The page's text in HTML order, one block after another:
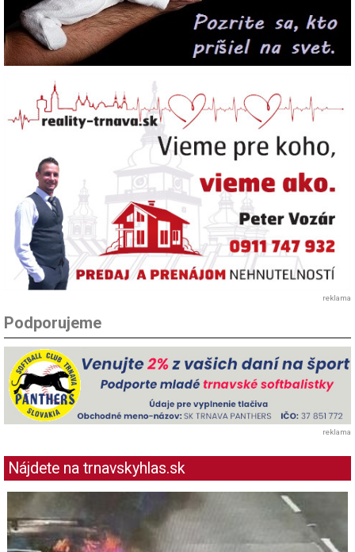
reklama
Podporujeme
reklama
Nájdete na trnavskyhlas.sk